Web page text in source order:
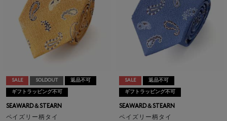
SALE SOLDOUT 返品不可
ギフトラッピング不可
SEAWARD＆STEARN
ペイズリー柄タイ
SALE 返品不可
ギフトラッピング不可
SEAWARD＆STEARN
ペイズリー柄タイ